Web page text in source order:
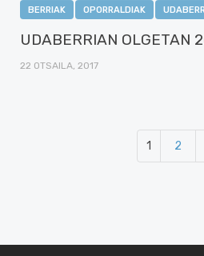
BERRIAK OPORRALDIAK
UDABERRIAN OLGETAN
22 OTSAILA, 2017
1 2